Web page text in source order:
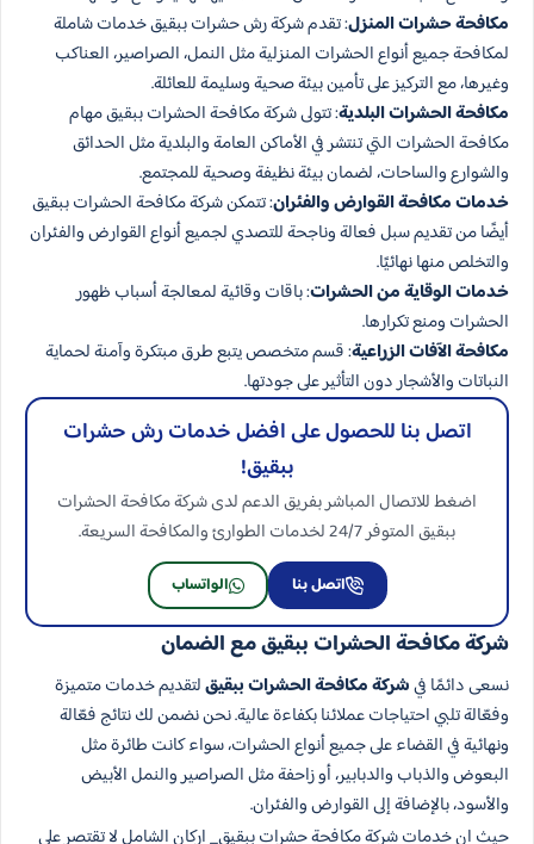
مكافحة حشرات المنزل​: تقدم شركة رش حشرات​ ببقيق خدمات شاملة
لمكافحة جميع أنواع الحشرات المنزلية مثل النمل، الصراصير، العناكب
وغيرها، مع التركيز على تأمين بيئة صحية وسليمة للعائلة.
مكافحة الحشرات البلدية​: تتولى شركة مكافحة الحشرات ببقيق مهام
مكافحة الحشرات التي تنتشر في الأماكن العامة والبلدية مثل الحدائق
والشوارع والساحات، لضمان بيئة نظيفة وصحية للمجتمع.
خدمات مكافحة القوارض والفئران: تتمكن شركة مكافحة الحشرات ببقيق
أيضًا من تقديم سبل فعالة وناجحة للتصدي لجميع أنواع القوارض والفئران
والتخلص منها نهائيًا.
خدمات الوقاية من الحشرات: باقات وقائية لمعالجة أسباب ظهور
الحشرات ومنع تكرارها.
مكافحة الآفات الزراعية: قسم متخصص يتبع طرق مبتكرة وآمنة لحماية
النباتات والأشجار دون التأثير على جودتها.
اتصل بنا للحصول على افضل خدمات رش حشرات​
ببقيق!
اضغط للاتصال المباشر بفريق الدعم لدى شركة مكافحة الحشرات
ببقيق المتوفر 24/7 لخدمات الطوارئ والمكافحة السريعة.
اتصل بنا الواتساب
شركة مكافحة الحشرات​ ببقيق مع الضمان
نسعى دائمًا فيشركة مكافحة الحشرات ببقيقلتقديم خدمات متميزة
وفعّالة تلبي احتياجات عملائنا بكفاءة عالية. نحن نضمن لك نتائج فعّالة
ونهائية في القضاء على جميع أنواع الحشرات، سواء كانت طائرة مثل
البعوض والذباب والدبابير، أو زاحفة مثل الصراصير والنمل الأبيض
والأسود، بالإضافة إلى القوارض والفئران.
حيث ان خدمات شركة مكافحة حشرات ببقيق_ اركان الشامل لا تقتصر على